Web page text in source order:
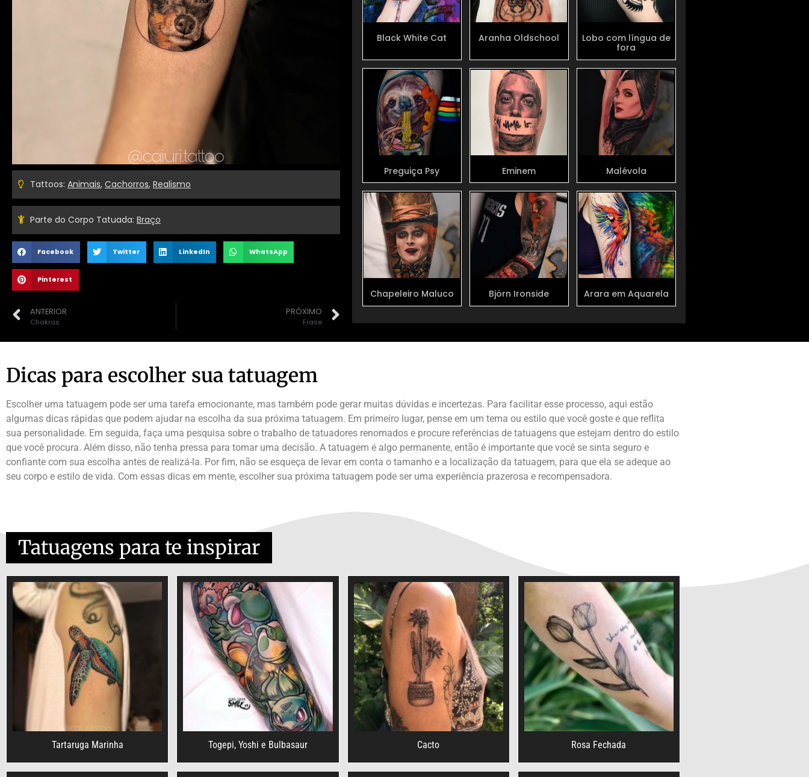
Tattoos: Animais, Cachorros, Realismo
Parte do Corpo Tatuada: Braço
Facebook Twitter LinkedIn WhatsApp
Pinterest
ANTERIOR
Chakras
PRÓXIMO
Frase
Black White Cat Aranha Oldschool
Lobo com língua de
fora
Preguiça Psy Eminem Malévola
Chapeleiro Maluco Björn Ironside Arara em Aquarela
Dicas para escolher sua tatuagem
Escolher uma tatuagem pode ser uma tarefa emocionante, mas também pode gerar muitas dúvidas e incertezas. Para facilitar esse processo, aqui estão
algumas dicas rápidas que podem ajudar na escolha da sua próxima tatuagem. Em primeiro lugar, pense em um tema ou estilo que você goste e que reflita
sua personalidade. Em seguida, faça uma pesquisa sobre o trabalho de tatuadores renomados e procure referências de tatuagens que estejam dentro do estilo
que você procura. Além disso, não tenha pressa para tomar uma decisão. A tatuagem é algo permanente, então é importante que você se sinta seguro e
confiante com sua escolha antes de realizá-la. Por fim, não se esqueça de levar em conta o tamanho e a localização da tatuagem, para que ela se adeque ao
seu corpo e estilo de vida. Com essas dicas em mente, escolher sua próxima tatuagem pode ser uma experiência prazerosa e recompensadora.
Tatuagens para te inspirar
Tartaruga Marinha Togepi, Yoshi e Bulbasaur Cacto Rosa Fechada